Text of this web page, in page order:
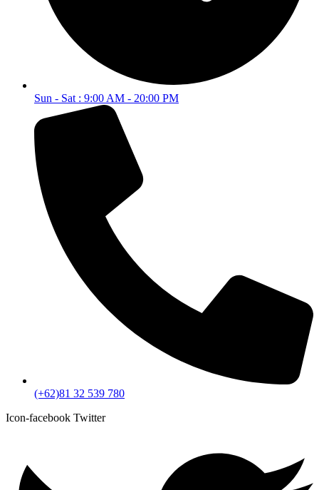
Sun - Sat : 9:00 AM - 20:00 PM
(+62)81 32 539 780
Icon-facebook Twitter